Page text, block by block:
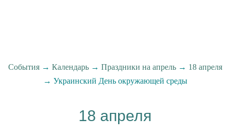
События→ Календарь→ Праздники на апрель→ 18 апреля
→ Украинский День окружающей среды
18 апреля